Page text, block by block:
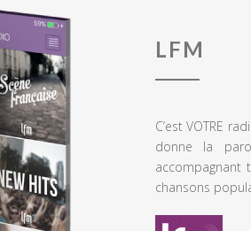
LFM
C’est VOTRE
donne la
accompagnant
chansons